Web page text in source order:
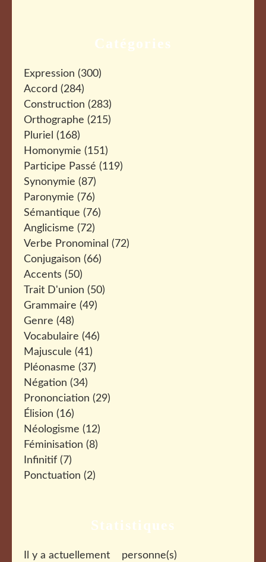
Catégories
Expression (300)
Accord (284)
Construction (283)
Orthographe (215)
Pluriel (168)
Homonymie (151)
Participe Passé (119)
Synonymie (87)
Paronymie (76)
Sémantique (76)
Anglicisme (72)
Verbe Pronominal (72)
Conjugaison (66)
Accents (50)
Trait D'union (50)
Grammaire (49)
Genre (48)
Vocabulaire (46)
Majuscule (41)
Pléonasme (37)
Négation (34)
Prononciation (29)
Élision (16)
Néologisme (12)
Féminisation (8)
Infinitif (7)
Ponctuation (2)
Statistiques
Il y a actuellement personne(s)